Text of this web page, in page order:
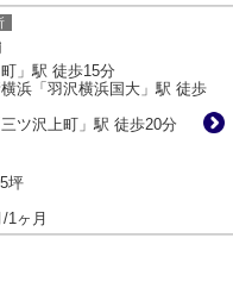
」駅 徒歩15分
浜「羽沢横浜国大」駅 徒歩
ツ沢上町」駅 徒歩20分
坪
1ヶ月